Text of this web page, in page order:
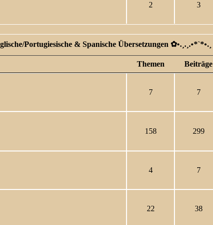
2 3
Portugiesische & Spanische Übersetzungen ✿ •.¸.¸.•*`*•.¸
Themen Beiträge
7 7
158 299
4 7
22 38